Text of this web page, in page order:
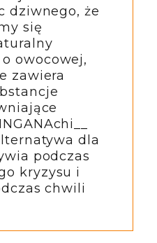
dziwnego, że
się
o owocowej,
zawiera
dla
podczas
kryzysu i
chwili